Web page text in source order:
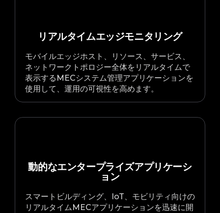
リアルタイムエッジモニタリング
モバイルエッジホスト、リソース、サービス、
ネットワークトポロジー全体をリアルタイムで
表示するMECシステム管理アプリケーションを
使用して、運用の可視性を高めます。
動的なエンタープライズアプリケーシ
ョン
スマートビルディング、IoT、モビリティ向けの
リアルタイムMECアプリケーションを迅速に開